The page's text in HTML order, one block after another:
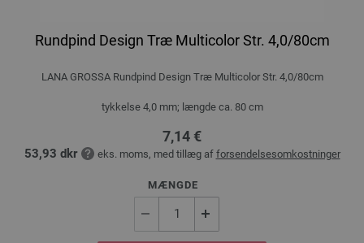
Rundpind Design Træ Multicolor Str. 4,0/80cm
LANA GROSSA Rundpind Design Træ Multicolor Str. 4,0/80cm
tykkelse 4,0 mm; længde ca. 80 cm
7,14 €
53,93 dkr eks. moms, med tillæg af forsendelsesomkostninger
MÆNGDE